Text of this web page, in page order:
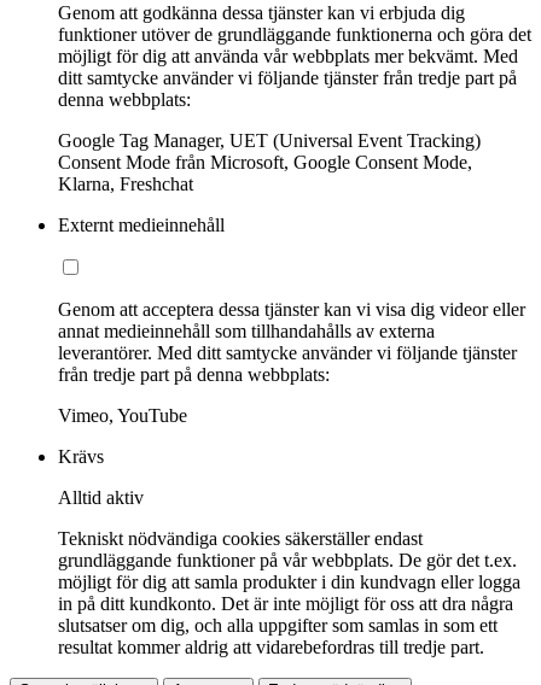
Genom att godkänna dessa tjänster kan vi erbjuda dig
funktioner utöver de grundläggande funktionerna och göra det
möjligt för dig att använda vår webbplats mer bekvämt. Med
ditt samtycke använder vi följande tjänster från tredje part på
denna webbplats:
Google Tag Manager, UET (Universal Event Tracking)
Consent Mode från Microsoft, Google Consent Mode,
Klarna, Freshchat
Externt medieinnehåll
Genom att acceptera dessa tjänster kan vi visa dig videor eller
annat medieinnehåll som tillhandahålls av externa
leverantörer. Med ditt samtycke använder vi följande tjänster
från tredje part på denna webbplats:
Vimeo, YouTube
Krävs
Alltid aktiv
Tekniskt nödvändiga cookies säkerställer endast
grundläggande funktioner på vår webbplats. De gör det t.ex.
möjligt för dig att samla produkter i din kundvagn eller logga
in på ditt kundkonto. Det är inte möjligt för oss att dra några
slutsatser om dig, och alla uppgifter som samlas in som ett
resultat kommer aldrig att vidarebefordras till tredje part.